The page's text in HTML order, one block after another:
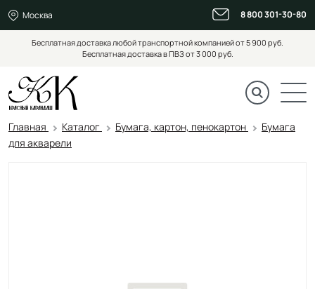
Москва 8 800 301-30-80
Бесплатная доставка любой транспортной компанией от 5 900 руб.
Бесплатная доставка в ПВЗ от 3 000 руб.
Главная Каталог Бумага, картон, пенокартон
Бумага
для акварели